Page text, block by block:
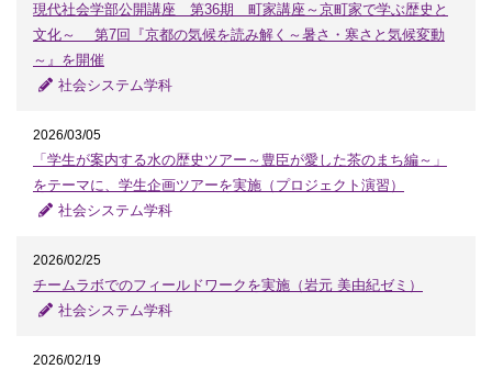
現代社会学部公開講座 第36期 町家講座～京町家で学ぶ歴史と
文化～ 第7回『京都の気候を読み解く～暑さ・寒さと気候変動
～』を開催
社会システム学科
2026/03/05
「学生が案内する水の歴史ツアー～豊臣が愛した茶のまち編～」
をテーマに、学生企画ツアーを実施（プロジェクト演習）
社会システム学科
2026/02/25
チームラボでのフィールドワークを実施（岩元 美由紀ゼミ）
社会システム学科
2026/02/19